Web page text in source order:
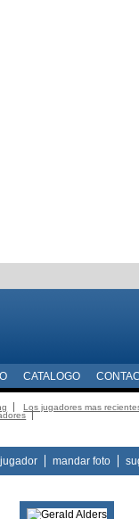
CATALOGO
Los jugadores mas
mandar foto